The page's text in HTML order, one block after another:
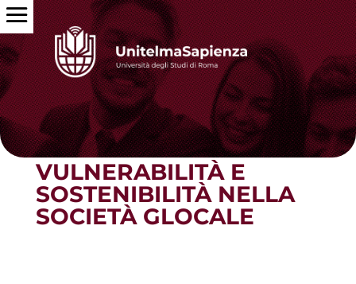
Torna alle news
VULNERABILITÀ E
SOSTENIBILITÀ NELLA
SOCIETÀ GLOCALE